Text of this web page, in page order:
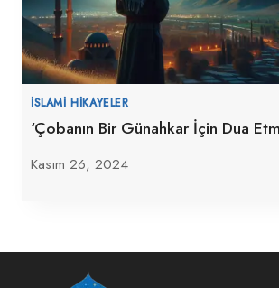
İSLAMI HIKAYELER
‘Çobanın Bir Günahkar İçin Dua
Kasım 26, 2024